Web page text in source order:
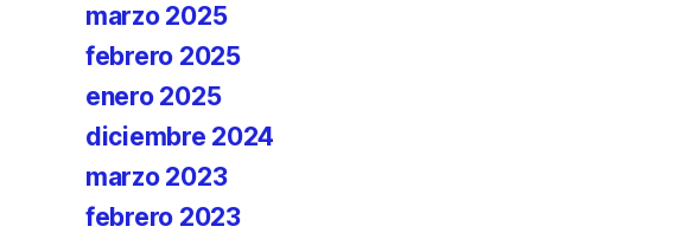
marzo 2025
febrero 2025
enero 2025
diciembre 2024
marzo 2023
febrero 2023